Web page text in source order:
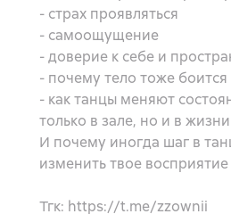
- страх проявляться
- самоощущение
- доверие к себе и
- почему тело тоже боится
- как танцы меняют
только в зале, но и в
И почему иногда шаг в
изменить твое
Тгк: https://t.me/zzownii